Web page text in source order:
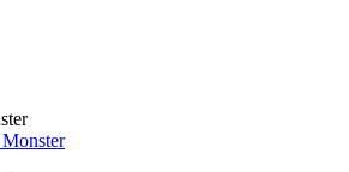
Monster